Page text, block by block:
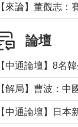
【來論】董觀志：
論壇